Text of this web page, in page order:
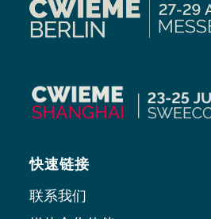
快速链接
联系我们